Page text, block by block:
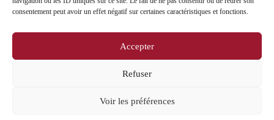
consentement peut avoir un effet négatif sur certaines caractéristiques et fonctions.
Accepter
Refuser
Voir les préférences
Premiers soins en RPA : quelles sont les obligations pour les gestionnaires ?
Prévenir les blessures chez les préposés – L’importance des PDSB